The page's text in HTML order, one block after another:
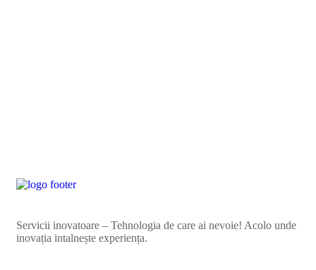
Servicii inovatoare – Tehnologia de care ai nevoie! Acolo unde
inovația intalnește experiența.